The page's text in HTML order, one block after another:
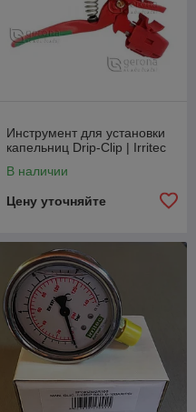
Инструмент для установки
капельниц Drip-Clip | Irritec
В наличии
Цену уточняйте